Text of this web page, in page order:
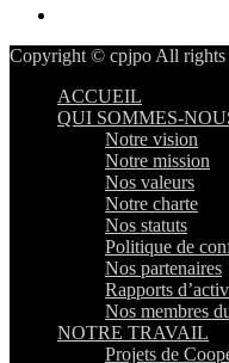
Copyright © cpjpo All rights
ACCUEIL
QUI SOMMES-
Notre vision
Notre mission
Nos valeurs
Notre charte
Nos statuts
Politique de
Nos partenaires
Rapports
Nos membres
NOTRE TRAVAIL
Projets de